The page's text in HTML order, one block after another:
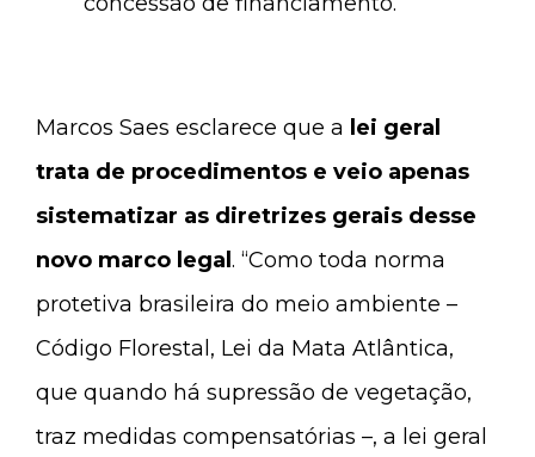
Marcos Saes esclarece que a lei geral
trata de procedimentos e veio apenas
sistematizar as diretrizes gerais desse
novo marco legal . “Como toda norma
protetiva brasileira do meio ambiente –
Código Florestal, Lei da Mata Atlântica,
que quando há supressão de vegetação,
traz medidas compensatórias –, a lei geral